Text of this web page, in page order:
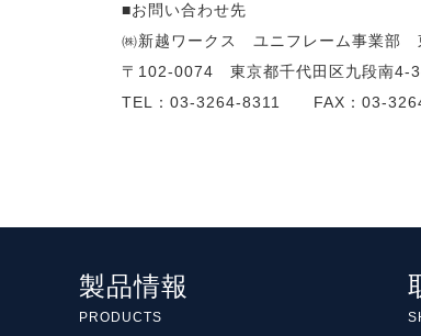
■お問い合わせ先
㈱新越ワークス ユニフレーム事業部
〒102-0074 東京都千代田区九段南4-
TEL：03-3264-8311 FAX：03-
製品情報
PRODUCTS